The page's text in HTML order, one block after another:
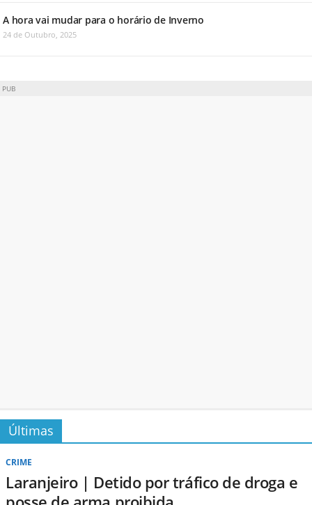
A hora vai mudar para o horário de Inverno
24 de Outubro, 2025
PUB
Últimas
CRIME
Laranjeiro | Detido por tráfico de droga e